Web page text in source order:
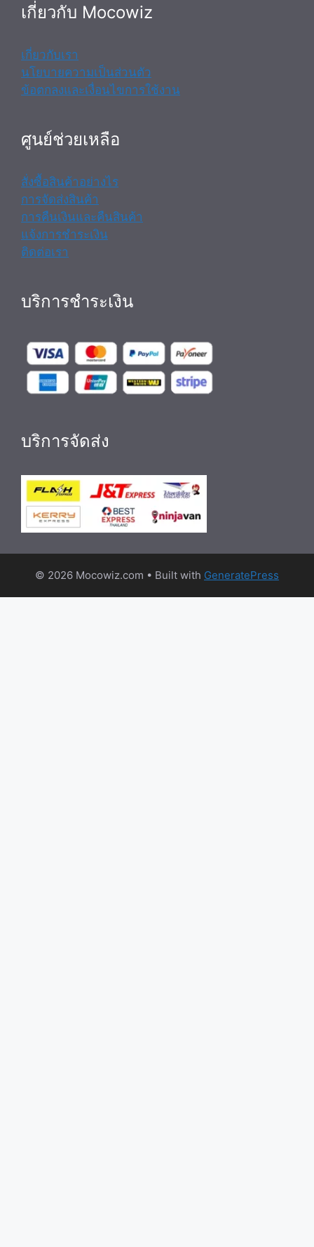
เกี่ยวกับ Mocowiz
เกี่ยวกับเรา
นโยบายความเป็นส่วนตัว
ข้อตกลงและเงื่อนไขการใช้งาน
ศูนย์ช่วยเหลือ
สั่งซื้อสินค้าอย่างไร
การจัดส่งสินค้า
การคืนเงินและคืนสินค้า
แจ้งการชำระเงิน
ติดต่อเรา
บริการชำระเงิน
บริการจัดส่ง
© 2026 Mocowiz.com • Built with GeneratePress